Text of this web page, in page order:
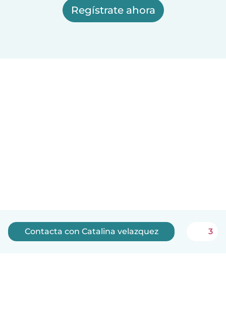
Regístrate ahora
Contacta con Catalina velazquez 3